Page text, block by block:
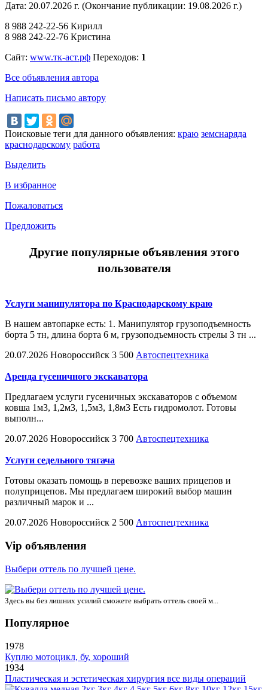
Дата: 20.07.2026 г. (Окончание публикации: 19.08.2026 г.)
8 988 242-22-56 Кирилл
8 988 242-22-76 Кристина
Сайт: www.тк-аст.рф Переходов: 1
Все объявления автора
Написать письмо автору
Поисковые теги для данного объявления: краю земснаряда
краснодарскому работа
Выделить
В избранное
Пожаловаться
Предложить
Другие популярные объявления этого
пользователя
Услуги манипулятора по Краснодарскому краю
В нашем автопарке есть: 1. Манипулятор грузоподъемность
борта 5 тн, длина борта 6 м, грузоподъемность стрелы 3 тн ...
20.07.2026 Новороссийск 3 500 Автоспецтехника
Аренда гусеничного экскаватора
Предлагаем услуги гусеничных экскаваторов с объемом
ковша 1м3, 1,2м3, 1,5м3, 1,8м3 Есть гидромолот. Готовы
выполн...
20.07.2026 Новороссийск 3 700 Автоспецтехника
Услуги седельного тягача
Готовы оказать помощь в перевозке ваших прицепов и
полуприцепов. Мы предлагаем широкий выбор машин
различный марок и ...
20.07.2026 Новороссийск 2 500 Автоспецтехника
Vip объявления
Выбери оттель по лучшей цене.
Здесь вы без лишних усилий сможете выбрать оттель своей м...
Популярное
1978
Куплю мотоцикл, бу, хороший
1934
Пластическая и эстетическая хирургия все виды операций